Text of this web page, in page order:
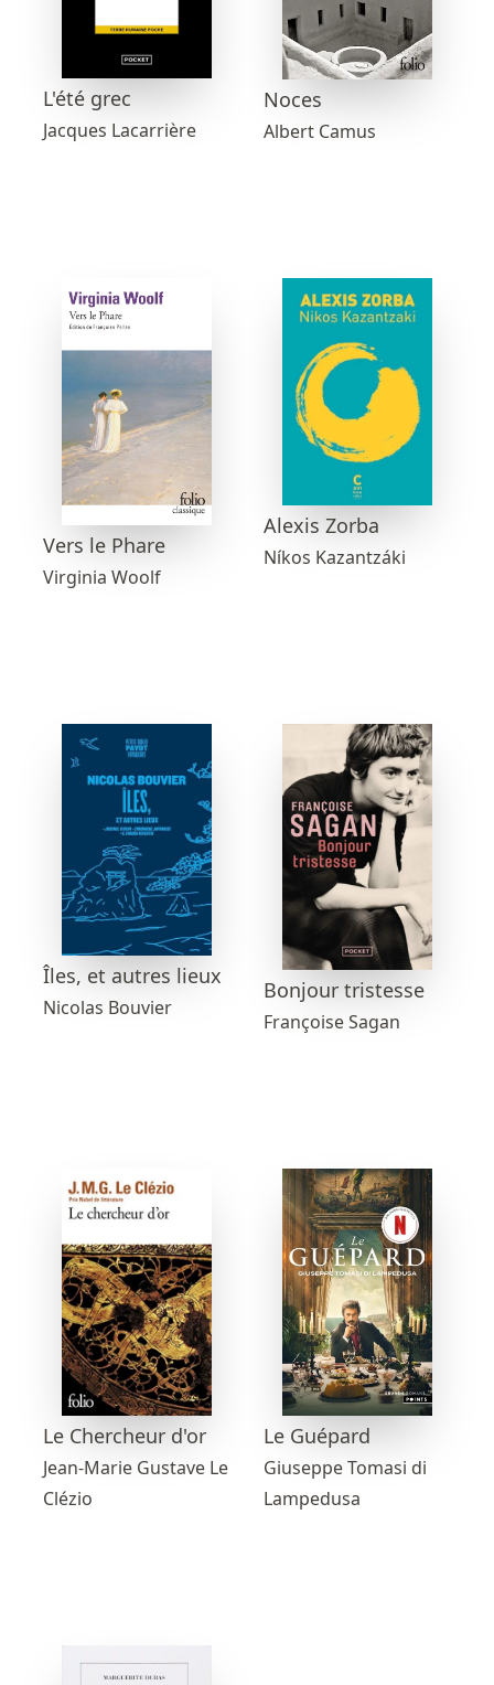
L'été grec
Jacques Lacarrière
Noces
Albert Camus
Vers le Phare
Virginia Woolf
Alexis Zorba
Níkos Kazantzáki
Îles, et autres lieux
Nicolas Bouvier
Bonjour tristesse
Françoise Sagan
Le Chercheur d'or
Jean-Marie Gustave Le
Clézio
Le Guépard
Giuseppe Tomasi di
Lampedusa